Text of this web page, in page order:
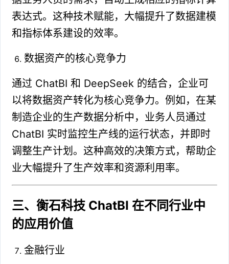
表达式。这种技术赋能，大幅提升了数据建模
和指标体系建设的效率。
数据资产的核心竞争力
通过 ChatBI 和 DeepSeek 的结合，企业可
以将数据资产转化为核心竞争力。例如，在某
制造企业的生产数据分析中，业务人员通过
ChatBI 实时监控生产线的运行状态，并即时
调整生产计划。这种高效的决策方式，帮助企
业大幅提升了生产效率和资源利用率。
三、衡石科技 ChatBI 在不同行业中
的应用价值
金融行业